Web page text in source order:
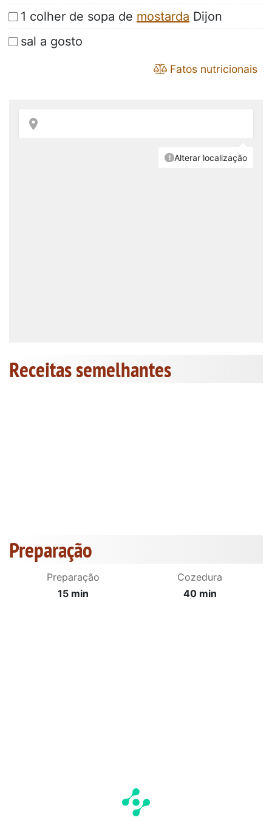
1 colher de sopa de mostarda Dijon
sal a gosto
Fatos nutricionais
Receitas semelhantes
Preparação
Preparação
15 min
Cozedura
40 min